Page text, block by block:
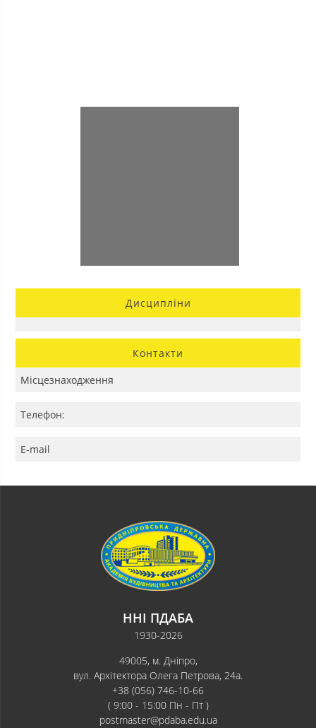
Дисципліни
Контакти
Місцезнаходження
Телефон:
E-mail
ННІ ПДАБА
1930-2026
49005, м. Дніпро,
вул. Архітектора Олега Петрова, 24а.
+38 (056) 746-10-66
( 9:00 - 15:00 Пн - Пт )
postmaster@pdaba.edu.ua